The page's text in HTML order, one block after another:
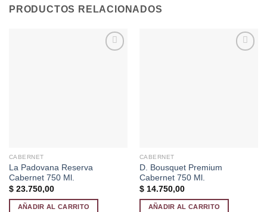
PRODUCTOS RELACIONADOS
CABERNET
La Padovana Reserva
Cabernet 750 Ml.
$23.750,00
AÑADIR AL CARRITO
CABERNET
D. Bousquet Premium
Cabernet 750 Ml.
$14.750,00
AÑADIR AL CARRITO